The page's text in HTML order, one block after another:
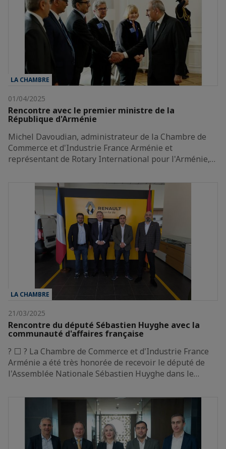
LA CHAMBRE
01/04/2025
Rencontre avec le premier ministre de la
République d'Arménie
Michel Davoudian, administrateur de la Chambre de
Commerce et d'Industrie France Arménie et
représentant de Rotary International pour l'Arménie,…
LA CHAMBRE
21/03/2025
Rencontre du député Sébastien Huyghe avec la
communauté d'affaires française
? ⬜ ? La Chambre de Commerce et d'Industrie France
Arménie a été très honorée de recevoir le député de
l'Assemblée Nationale Sébastien Huyghe dans le…